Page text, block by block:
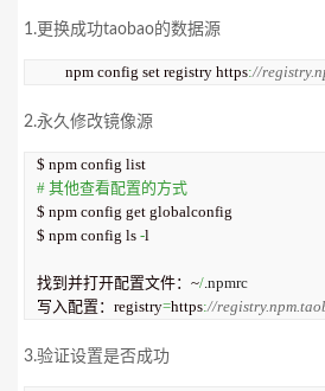
1.更换成功taobao的数据源
	npm config set registry https
://
2.永久修改镜像源
# 其他查看配置的方式
$ npm config get globalconfig
$ npm config ls -l
找到并打开配置文件：~/.npmrc
写入配置：registry=https://
3.验证设置是否成功